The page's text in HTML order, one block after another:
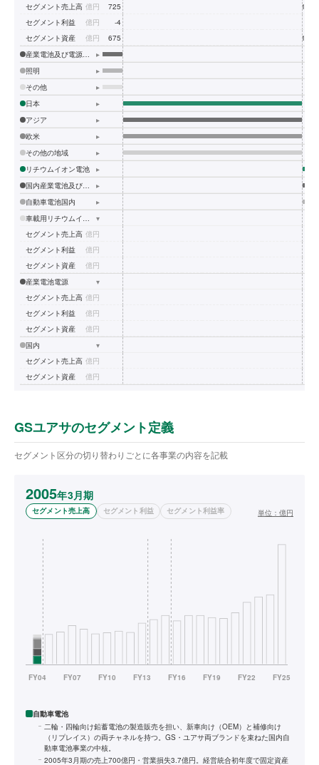
セグメント売上高 億円 725
セグメント利益
億円 -4
セグメント資産
億円 675
▸
照明
▸
その他
▸
日本
▸
アジア
▸
欧米
▸
その他の地域
▸
リチウムイオン電池
▸
▸
自動車電池国内
▸
▾
セグメント売上高 億円
セグメント利益
億円
セグメント資産
億円
産業電池電源
▾
セグメント売上高 億円
セグメント利益
億円
セグメント資産
億円
国内
▾
セグメント売上高 億円
セグメント資産
億円
GSユアサのセグメント定義
セグメント区分の切り替わりごとに各事業の内容を記載
2005年3月期
セグメント売上高 セグメント利益 セグメント利益率 単位： 億円
自動車電池
二輪・四輪向け鉛蓄電池の製造販売を担い、新車向け（OEM）と補修向け
（リプレイス）の両チャネルを持つ。GS・ユアサ両ブランドを束ねた国内自
動車電池事業の中核。
2005年3月期の売上700億円・営業損失3.7億円。経営統合初年度で固定資産